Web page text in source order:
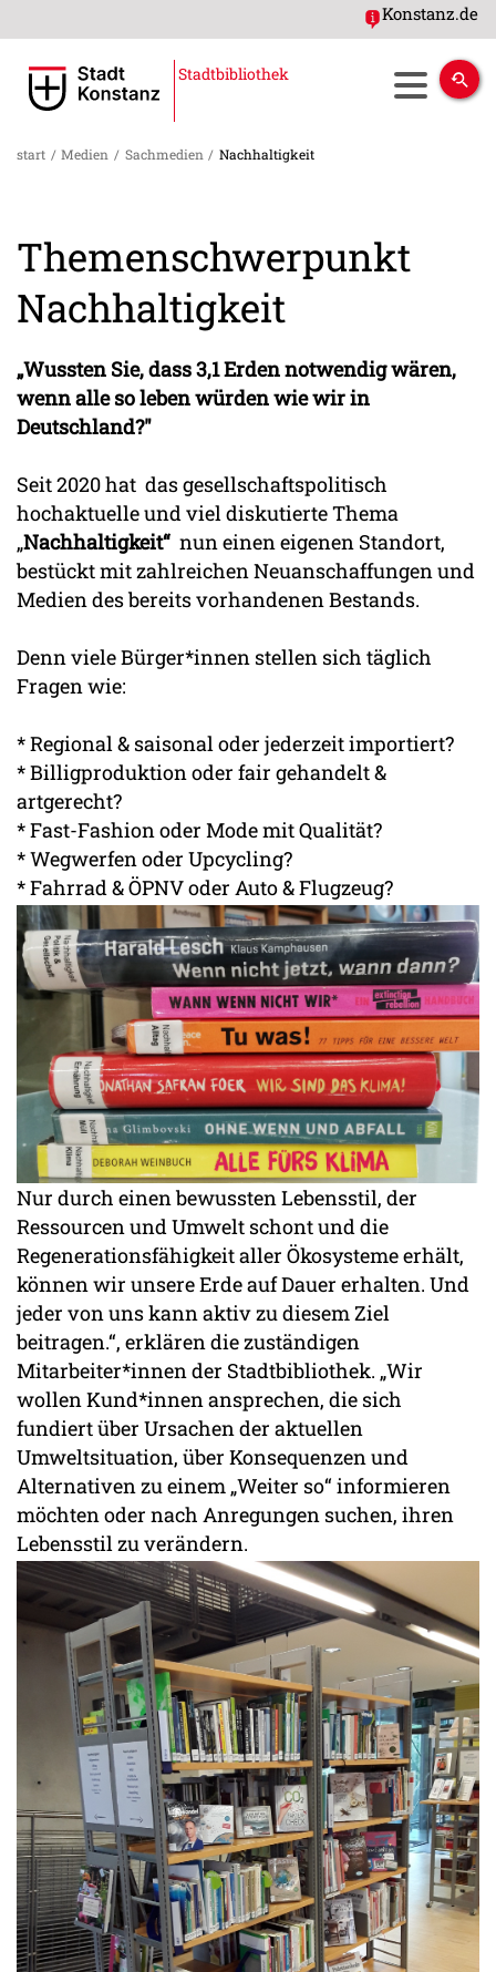
Konstanz.de
Stadtbibliothek
start / Medien / Sachmedien / Nachhaltigkeit
Themenschwerpunkt
Nachhaltigkeit
„Wussten Sie, dass 3,1 Erden notwendig wären,
wenn alle so leben würden wie wir in
Deutschland?"
Seit 2020 hat das gesellschaftspolitisch
hochaktuelle und viel diskutierte Thema
„Nachhaltigkeit“ nun einen eigenen Standort,
bestückt mit zahlreichen Neuanschaffungen und
Medien des bereits vorhandenen Bestands.
Denn viele Bürger*innen stellen sich täglich
Fragen wie:
* Regional & saisonal oder jederzeit importiert?
* Billigproduktion oder fair gehandelt &
artgerecht?
* Fast-Fashion oder Mode mit Qualität?
* Wegwerfen oder Upcycling?
* Fahrrad & ÖPNV oder Auto & Flugzeug?
Nur durch einen bewussten Lebensstil, der
Ressourcen und Umwelt schont und die
Regenerationsfähigkeit aller Ökosysteme erhält,
können wir unsere Erde auf Dauer erhalten. Und
jeder von uns kann aktiv zu diesem Ziel
beitragen.“, erklären die zuständigen
Mitarbeiter*innen der Stadtbibliothek. „Wir
wollen Kund*innen ansprechen, die sich
fundiert über Ursachen der aktuellen
Umweltsituation, über Konsequenzen und
Alternativen zu einem „Weiter so“ informieren
möchten oder nach Anregungen suchen, ihren
Lebensstil zu verändern.